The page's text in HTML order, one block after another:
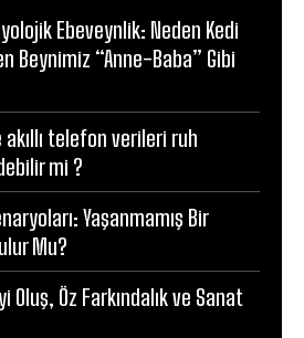
Ebeveynlik: Neden Kedi
Beynimiz “Anne-Baba” Gibi
telefon verileri ruh
mi ?
Yaşanmamış Bir
Mu?
Oluş, Öz Farkındalık ve Sanat